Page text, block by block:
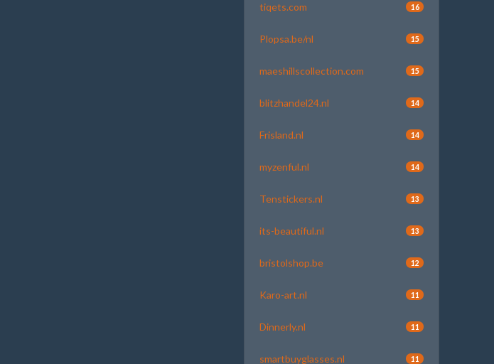
tiqets.com 16
Plopsa.be/nl 15
maeshillscollection.com 15
blitzhandel24.nl 14
Frisland.nl 14
myzenful.nl 14
Tenstickers.nl 13
its-beautiful.nl 13
bristolshop.be 12
Karo-art.nl 11
Dinnerly.nl 11
smartbuyglasses.nl 11